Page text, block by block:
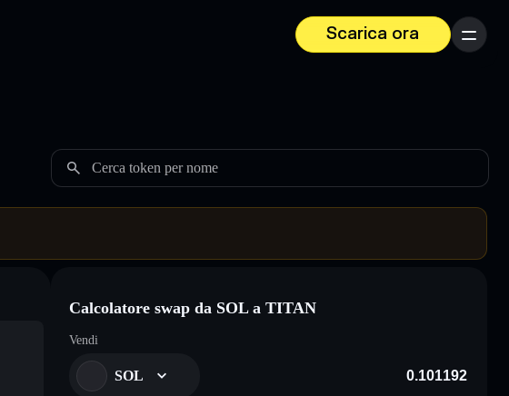
Scarica ora
Menu
Cerca token per nome
Calcolatore swap da SOL a TITAN
Vendi
SOL